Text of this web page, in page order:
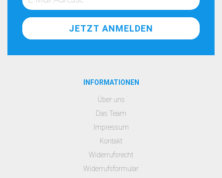
INFORMATIONEN
Über uns
Das Team
Impressum
Kontakt
Widerrufsrecht
Widerrufsformular